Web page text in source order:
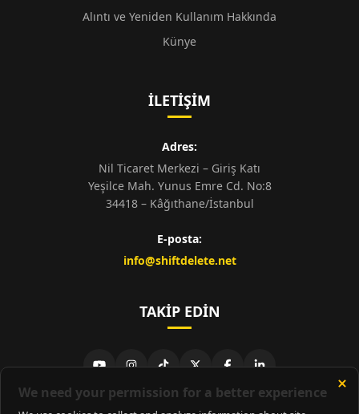
Alıntı ve Yeniden Kullanım Hakkında
Künye
İLETIŞIM
Adres:
Nil Ticaret Merkezi – Giriş Katı
Yeşilce Mah. Yunus Emre Cd. No:8
34418 – Kâğıthane/İstanbul
E-posta:
info@shiftdelete.net
TAKIP EDIN